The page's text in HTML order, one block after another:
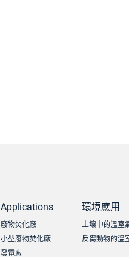
Applications
廢物焚化廠
小型廢物焚化廠
發電廠
環境應用
土壤中的溫室
反芻動物的溫